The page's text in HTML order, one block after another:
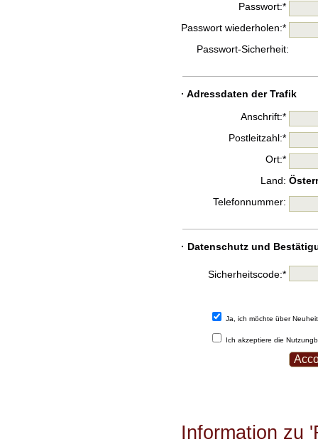
Passwort:*
Passwort wiederholen:*
Passwort-Sicherheit:
· Adressdaten der Trafik
Anschrift:*
Postleitzahl:*
Ort:*
Land:
Telefonnummer:
· Datenschutz und
Sicherheitscode:*
Ja, ich möchte über
Ich akzeptiere die
Information zu